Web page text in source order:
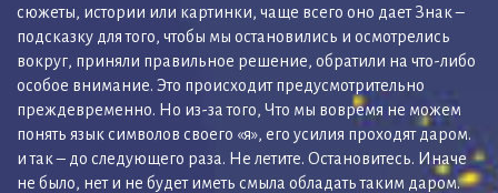
сюжеты, истории или картинки, чаще всего оно дает Знак –
подсказку для того, чтобы мы остановились и осмотрелись
вокруг, приняли правильное решение, обратили на что-либо
особое внимание. Это происходит предусмотрительно
преждевременно. Но из-за того, Что мы вовремя не можем
понять язык символов своего «я», его усилия проходят даром.
и так – до следующего раза. Не летите. Остановитесь. Иначе
не было, нет и не будет иметь смыла обладать таким даром.